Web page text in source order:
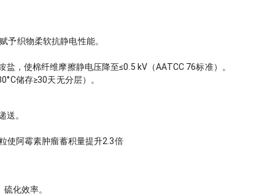
予织物柔软抗静电性能。
，使棉纤维摩擦静电压降至≤0.5 kV（AATCC 76标准）。
储存≥30天无分层）。
送。
使阿霉素肿瘤蓄积量提升2.3倍
化效率。